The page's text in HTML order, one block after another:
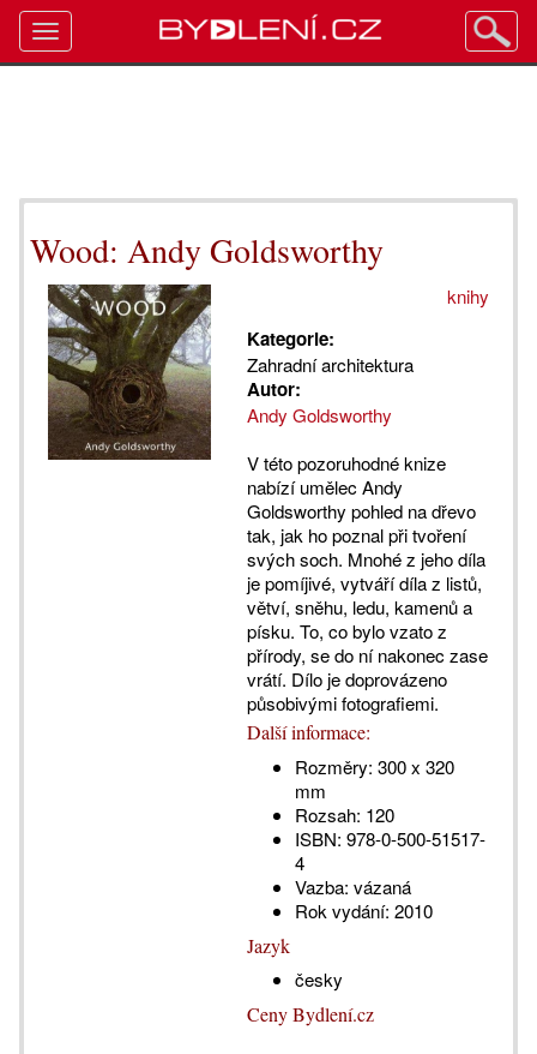
Wood: Andy Goldsworthy
knihy
Kategorie:
Zahradní architektura
Autor:
Andy Goldsworthy
V této pozoruhodné knize
nabízí umělec Andy
Goldsworthy pohled na dřevo
tak, jak ho poznal při tvoření
svých soch. Mnohé z jeho díla
je pomíjivé, vytváří díla z listů,
větví, sněhu, ledu, kamenů a
písku. To, co bylo vzato z
přírody, se do ní nakonec zase
vrátí. Dílo je doprovázeno
působivými fotografiemi.
Další informace:
Rozměry: 300 x 320
mm
Rozsah: 120
ISBN: 978-0-500-51517-
4
Vazba: vázaná
Rok vydání: 2010
Jazyk
česky
Ceny Bydlení.cz
Toggle
navigation